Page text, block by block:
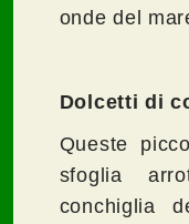
onde del
Dolcetti di
Queste
sfoglia
conchiglia